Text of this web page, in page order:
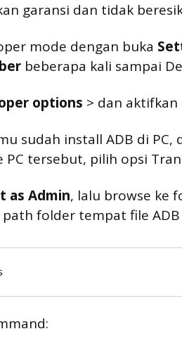
garansi dan tidak
mode dengan buka
beberapa kali sampai
options > dan aktifkan
sudah install ADB di PC,
PC tersebut, pilih opsi
as Admin, lalu browse ke
folder tempat file